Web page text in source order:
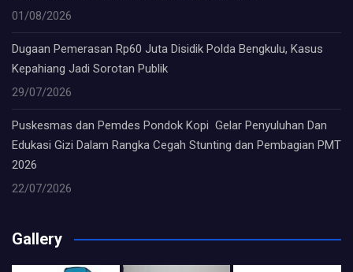
01/08/2026
Dugaan Pemerasan Rp60 Juta Disidik Polda Bengkulu, Kasus
Kepahiang Jadi Sorotan Publik
29/07/2026
Puskesmas dan Pemdes Pondok Kopi Gelar Penyuluhan Dan
Edukasi Gizi Dalam Rangka Cegah Stunting dan Pembagian PMT
2026
22/07/2026
Gallery